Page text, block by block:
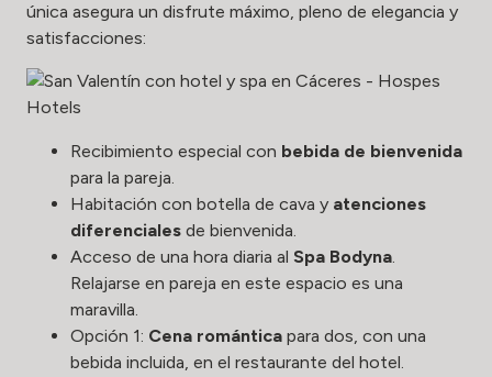
única asegura un disfrute máximo, pleno de elegancia y
satisfacciones:
Recibimiento especial con bebida de bienvenida
para la pareja.
Habitación con botella de cava y atenciones
diferenciales de bienvenida.
Acceso de una hora diaria al Spa Bodyna.
Relajarse en pareja en este espacio es una
maravilla.
Opción 1: Cena romántica para dos, con una
bebida incluida, en el restaurante del hotel.